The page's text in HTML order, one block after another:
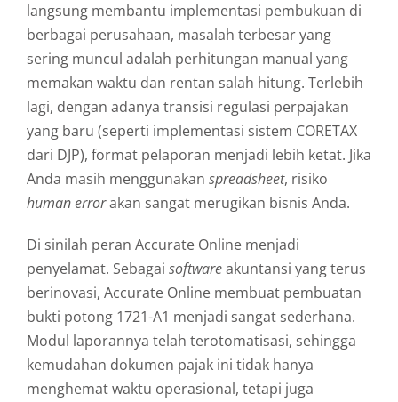
langsung membantu implementasi pembukuan di
berbagai perusahaan, masalah terbesar yang
sering muncul adalah perhitungan manual yang
memakan waktu dan rentan salah hitung. Terlebih
lagi, dengan adanya transisi regulasi perpajakan
yang baru (seperti implementasi sistem CORETAX
dari DJP), format pelaporan menjadi lebih ketat. Jika
Anda masih menggunakan spreadsheet, risiko
human errorakan sangat merugikan bisnis Anda.
Di sinilah peran Accurate Online menjadi
penyelamat. Sebagai softwareakuntansi yang terus
berinovasi, Accurate Online membuat pembuatan
bukti potong 1721-A1 menjadi sangat sederhana.
Modul laporannya telah terotomatisasi, sehingga
kemudahan dokumen pajak ini tidak hanya
menghemat waktu operasional, tetapi juga